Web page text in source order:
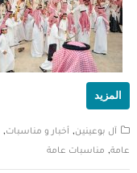
المزيد
آل بوعينين, أخبار و مناسبات,
عامة, مناسبات عامة